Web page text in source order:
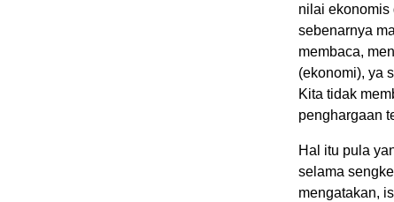
nilai ekonomis
sebenarnya
membaca,
(ekonomi), ya
Kita tidak
penghargaan
Hal itu pula
selama
mengatakan,